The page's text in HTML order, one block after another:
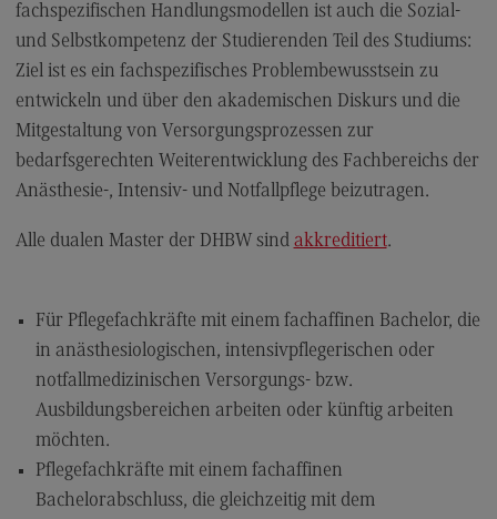
Kontakt
Entrepreneurship
Entrepreneurship
Modulangebot
Berufsperspektiven
Kontakt
Executive Engineering
Modulangebot
Besonderheiten und Highlights
Berufsperspektiven
Kontakt
Finance
fachspezifischen Handlungsmodellen ist auch die Sozial-
und Selbstkompetenz der Studierenden Teil des Studiums:
Ziel ist es ein fachspezifisches Problembewusstsein zu
entwickeln und über den akademischen Diskurs und die
Mitgestaltung von Versorgungsprozessen zur
bedarfsgerechten Weiterentwicklung des Fachbereichs der
Anästhesie-, Intensiv- und Notfallpflege beizutragen.
Alle dualen Master der DHBW sind akkreditiert.
Für Pflegefachkräfte mit einem fachaffinen Bachelor, die
in anästhesiologischen, intensivpflegerischen oder
notfallmedizinischen Versorgungs- bzw.
Ausbildungsbereichen arbeiten oder künftig arbeiten
möchten.
Pflegefachkräfte mit einem fachaffinen
Bachelorabschluss, die gleichzeitig mit dem